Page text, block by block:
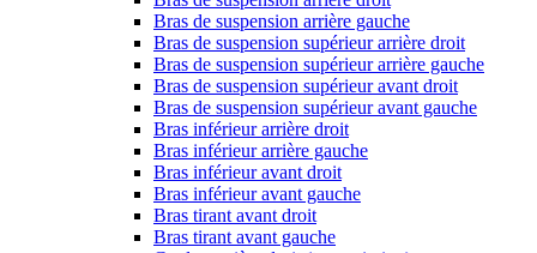
Bras de suspension arrière gauche
Bras de suspension supérieur arrière droit
Bras de suspension supérieur arrière gauche
Bras de suspension supérieur avant droit
Bras de suspension supérieur avant gauche
Bras inférieur arrière droit
Bras inférieur arrière gauche
Bras inférieur avant droit
Bras inférieur avant gauche
Bras tirant avant droit
Bras tirant avant gauche